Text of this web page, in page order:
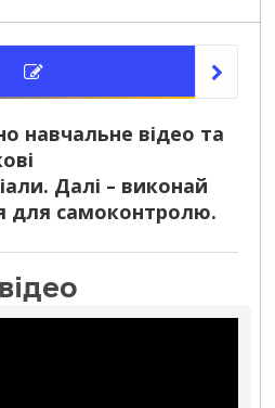
навчальне відео та
Далі – виконай
для самоконтролю.